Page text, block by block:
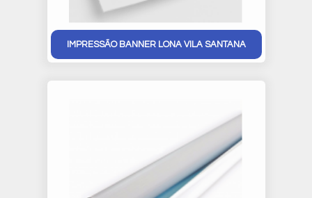
IMPRESSÃO BANNER LONA VILA SANTANA